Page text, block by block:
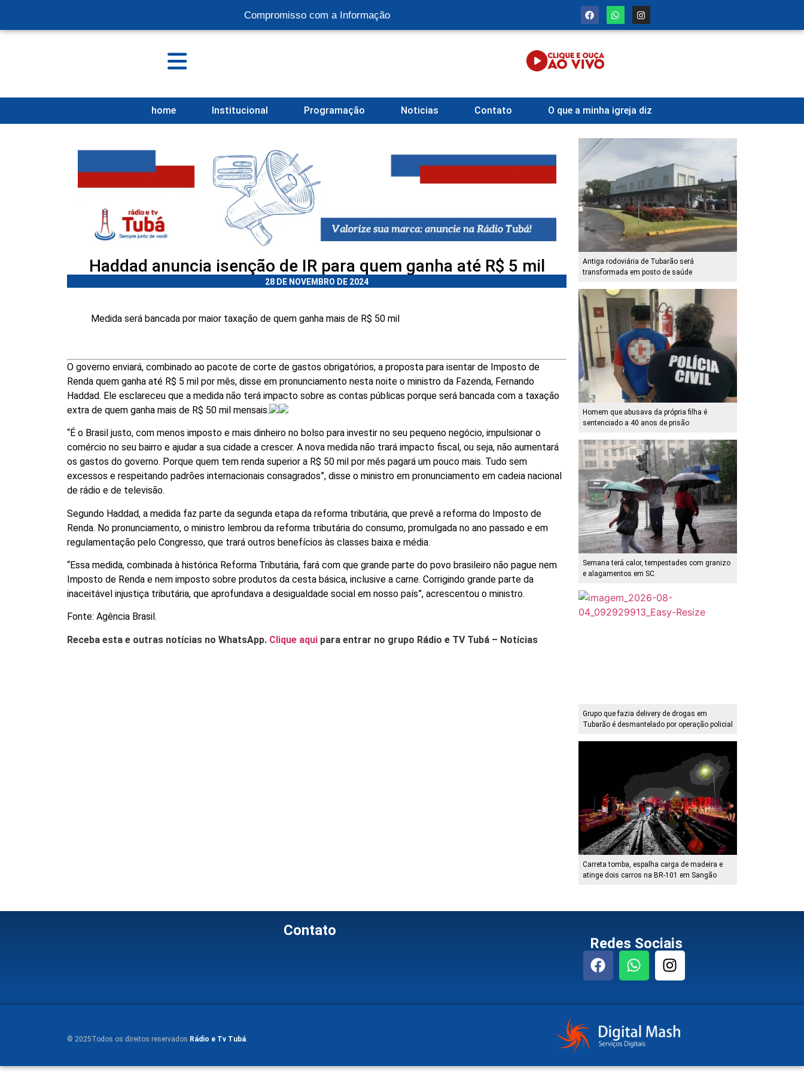
Compromisso com a Informação
home Institucional Programação Noticias Contato O que a minha igreja diz
Haddad anuncia isenção de IR para quem ganha até R$ 5 mil
28 DE NOVEMBRO DE 2024
Medida será bancada por maior taxação de quem ganha mais de R$ 50 mil
O governo enviará, combinado ao pacote de corte de gastos obrigatórios, a proposta para isentar de Imposto de
Renda quem ganha até R$ 5 mil por mês, disse em pronunciamento nesta noite o ministro da Fazenda, Fernando
Haddad. Ele esclareceu que a medida não terá impacto sobre as contas públicas porque será bancada com a taxação
extra de quem ganha mais de R$ 50 mil mensais.
“É o Brasil justo, com menos imposto e mais dinheiro no bolso para investir no seu pequeno negócio, impulsionar o
comércio no seu bairro e ajudar a sua cidade a crescer. A nova medida não trará impacto fiscal, ou seja, não aumentará
os gastos do governo. Porque quem tem renda superior a R$ 50 mil por mês pagará um pouco mais. Tudo sem
excessos e respeitando padrões internacionais consagrados”, disse o ministro em pronunciamento em cadeia nacional
de rádio e de televisão.
Segundo Haddad, a medida faz parte da segunda etapa da reforma tributária, que prevê a reforma do Imposto de
Renda. No pronunciamento, o ministro lembrou da reforma tributária do consumo, promulgada no ano passado e em
regulamentação pelo Congresso, que trará outros benefícios às classes baixa e média.
“Essa medida, combinada à histórica Reforma Tributária, fará com que grande parte do povo brasileiro não pague nem
Imposto de Renda e nem imposto sobre produtos da cesta básica, inclusive a carne. Corrigindo grande parte da
inaceitável injustiça tributária, que aprofundava a desigualdade social em nosso país”, acrescentou o ministro.
Fonte: Agência Brasil.
Receba esta e outras notícias no WhatsApp. Clique aqui para entrar no grupo Rádio e TV Tubá – Notícias
Antiga rodoviária de Tubarão será
transformada em posto de saúde
Homem que abusava da própria filha é
sentenciado a 40 anos de prisão
Semana terá calor, tempestades com granizo
e alagamentos em SC
Grupo que fazia delivery de drogas em
Tubarão é desmantelado por operação policial
Carreta tomba, espalha carga de madeira e
atinge dois carros na BR-101 em Sangão
Contato
Redes Sociais
© 2025Todos os direitos reservados Rádio e Tv Tubá.